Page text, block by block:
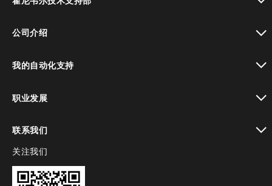
公司介绍
我的自动化支持
职业发展
联系我们
toggle view
关注我们